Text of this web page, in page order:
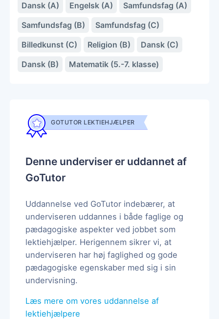
Dansk (A) Engelsk (A)
Samfundsfag (A)
Samfundsfag (B)
Samfundsfag (C)
Billedkunst (C)
Religion (B)
Dansk (C)
Dansk (B)
Matematik (5.-7. klasse)
GOTUTOR LEKTIEHJÆLPER
Denne underviser er uddannet af
GoTutor
Uddannelse ved GoTutor indebærer, at
underviseren uddannes i både faglige og
pædagogiske aspekter ved jobbet som
lektiehjælper. Herigennem sikrer vi, at
underviseren har høj faglighed og gode
pædagogiske egenskaber med sig i sin
undervisning.
Læs mere om vores uddannelse af
lektiehjælpere